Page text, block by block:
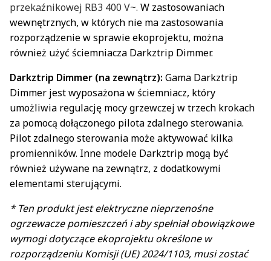
przekaźnikowej RB3 400 V~. W zastosowaniach
wewnętrznych, w których nie ma zastosowania
rozporządzenie w sprawie ekoprojektu, można
również użyć ściemniacza Darkztrip Dimmer.
Darkztrip Dimmer (na zewnątrz): Gama Darkztrip
Dimmer jest wyposażona w ściemniacz, który
umożliwia regulację mocy grzewczej w trzech krokach
za pomocą dołączonego pilota zdalnego sterowania.
Pilot zdalnego sterowania może aktywować kilka
promienników. Inne modele Darkztrip mogą być
również używane na zewnątrz, z dodatkowymi
elementami sterującymi.
* Ten produkt jest elektryczne nieprzenośne
ogrzewacze pomieszczeń i aby spełniał obowiązkowe
wymogi dotyczące ekoprojektu określone w
rozporządzeniu Komisji (UE) 2024/1103, musi zostać